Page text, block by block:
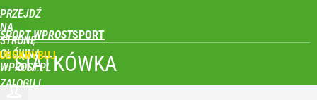
PRZEJDŹ
NA
STRONĘ
GŁÓWNĄ
WPROST.PL
SPORT WPROST
ZALOGUJ
SIATKÓWKA